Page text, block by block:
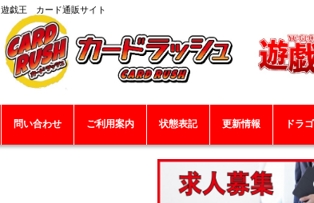
遊戯王 カード通販サイト
問い合わせ ご利用案内 状態表記 更新情報 ドラ